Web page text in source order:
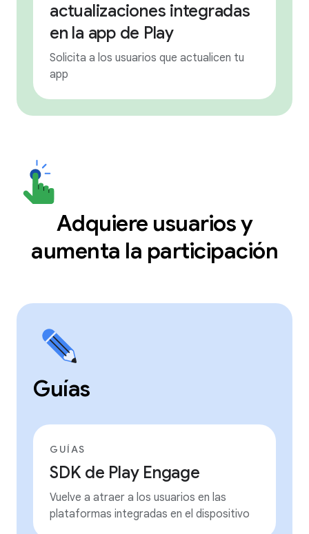
actualizaciones integradas
en la app de Play
Solicita a los usuarios que actualicen tu
app
Adquiere usuarios y
aumenta la participación
Guías
GUÍAS
SDK de Play Engage
Vuelve a atraer a los usuarios en las
plataformas integradas en el dispositivo